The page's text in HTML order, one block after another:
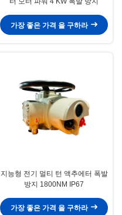
가장 좋은 가격 을 구하라
지능형 전기 멀티 턴 액추에터 폭발
방지 1800NM IP67
가장 좋은 가격 을 구하라